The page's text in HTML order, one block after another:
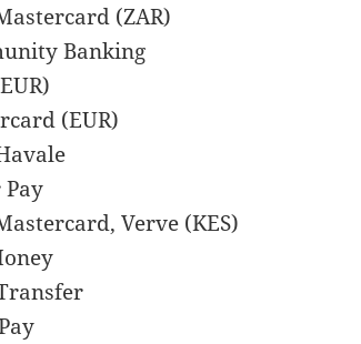
(ZAR)
Banking
(EUR)
Verve (KES)